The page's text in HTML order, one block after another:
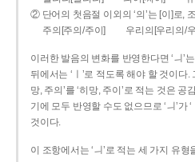
② 단어의 첫음절 이외의 ‘의’는 [이]로,
주의[주의/주이]
우리의[우리의/
이러한 발음의 변화를 반영한다면 ‘ㅢ’
뒤에서는 ‘ㅣ’로 적도록 해야 할 것이다.
망, 주의’를 ‘히망, 주이’로 적는 것은
기에 모두 반영할 수도 없으므로 ‘ㅢ’가
것이다.
이 조항에서는 ‘ㅢ’로 적는 세 가지 유형